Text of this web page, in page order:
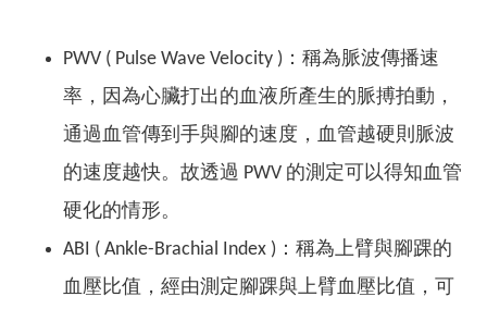
PWV ( Pulse Wave Velocity )：稱為脈波傳播速
率，因為心臟打出的血液所產生的脈搏拍動，
通過血管傳到手與腳的速度，血管越硬則脈波
的速度越快。故透過 PWV 的測定可以得知血管
硬化的情形。
ABI ( Ankle-Brachial Index )：稱為上臂與腳踝的
血壓比值，經由測定腳踝與上臂血壓比值，可